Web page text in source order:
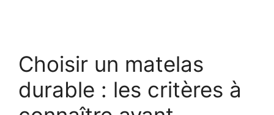
Choisir un matelas
durable : les critères à